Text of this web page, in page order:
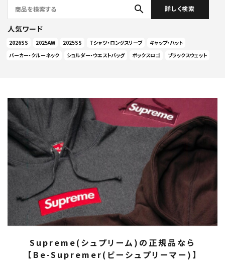
search 詳しく検索
人気ワード
2026SS 2025AW 2025SS Tシャツ・ロングスリーブ
キャップ・ハット
パーカー・クルーネック
ショルダー・ウエストバッグ ボックスロゴ ブラックスウェット
Supreme(シュプリーム)の正規品なら
【Be-Supremer(ビーシュプリーマー)】